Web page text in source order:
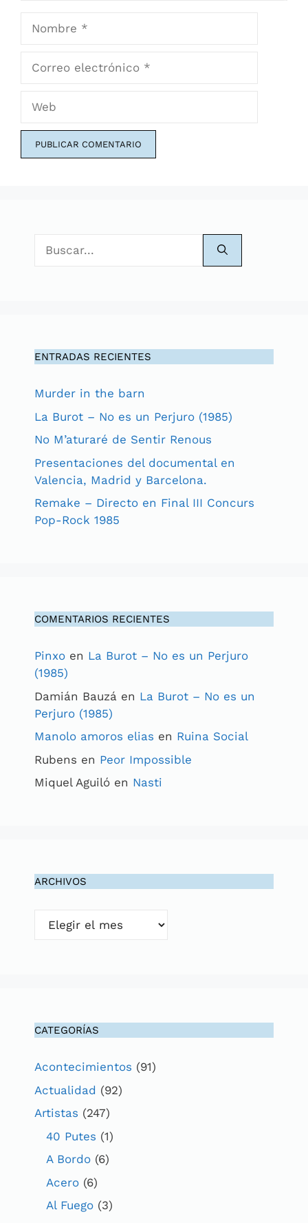
Nombre
ENTRADAS RECIENTES
Murder in the barn
La Burot – No es un Perjuro (1985)
No M’aturaré de Sentir Renous
Presentaciones del documental en
Valencia, Madrid y Barcelona.
Remake – Directo en Final III Concurs
Pop-Rock 1985
COMENTARIOS RECIENTES
Pinxo en La Burot – No es un Perjuro
(1985)
Damián Bauzá en La Burot – No es un
Perjuro (1985)
Manolo amoros elias en Ruina Social
Rubens en Peor Impossible
Miquel Aguiló en Nasti
ARCHIVOS
Archivos
CATEGORÍAS
Acontecimientos (91)
Actualidad (92)
Artistas (247)
40 Putes (1)
A Bordo (6)
Acero (6)
Al Fuego (3)